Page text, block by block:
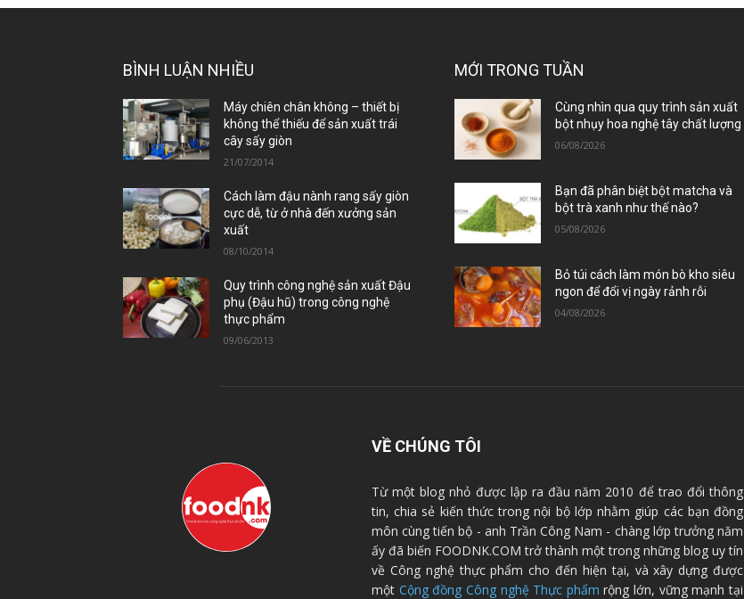
BÌNH LUẬN NHIỀU
Máy chiên chân không – thiết bị
không thể thiếu để sản xuất trái
cây sấy giòn
21/07/2014
Cách làm đậu nành rang sấy giòn
cực dễ, từ ở nhà đến xưởng sản
xuất
08/10/2014
Quy trình công nghệ sản xuất Đậu
phụ (Đậu hũ) trong công nghệ
thực phẩm
09/06/2013
MỚI TRONG TUẦN
Cùng nhìn qua quy trình sản xuất
bột nhụy hoa nghệ tây chất lượng
06/08/2026
Bạn đã phân biệt bột matcha và
bột trà xanh như thế nào?
05/08/2026
Bỏ túi cách làm món bò kho siêu
ngon để đổi vị ngày rảnh rỗi
04/08/2026
VỀ CHÚNG TÔI
Từ một blog nhỏ được lập ra đầu năm 2010 để trao đổi thông
tin, chia sẻ kiến thức trong nội bộ lớp nhằm giúp các bạn đồng
môn cùng tiến bộ - anh Trần Công Nam - chàng lớp trưởng năm
ấy đã biến FOODNK.COM trở thành một trong những blog uy tín
về Công nghệ thực phẩm cho đến hiện tại, và xây dựng được
một Cộng đồng Công nghệ Thực phẩm rộng lớn, vững mạnh tại